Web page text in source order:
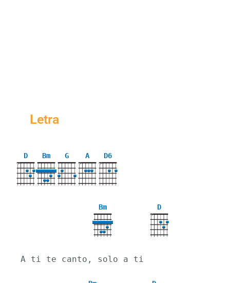
Letra
D
X
Bm G A
X
D6
X
Bm D
X
A ti te canto, solo a ti